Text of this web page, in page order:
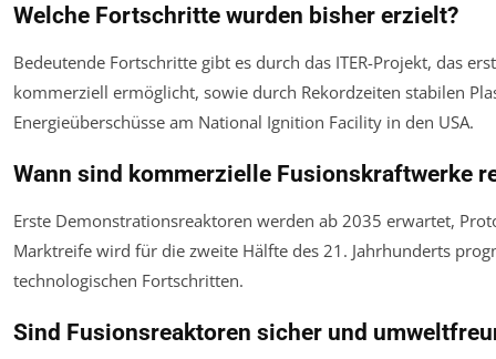
Welche Fortschritte wurden bisher erzielt?
Bedeutende Fortschritte gibt es durch das ITER-Projekt, das
kommerziell ermöglicht, sowie durch Rekordzeiten stabilen
Energieüberschüsse am National Ignition Facility in den USA.
Wann sind kommerzielle Fusionskraftwerke
Erste Demonstrationsreaktoren werden ab 2035 erwartet,
Marktreife wird für die zweite Hälfte des 21. Jahrhunderts
technologischen Fortschritten.
Sind Fusionsreaktoren sicher und